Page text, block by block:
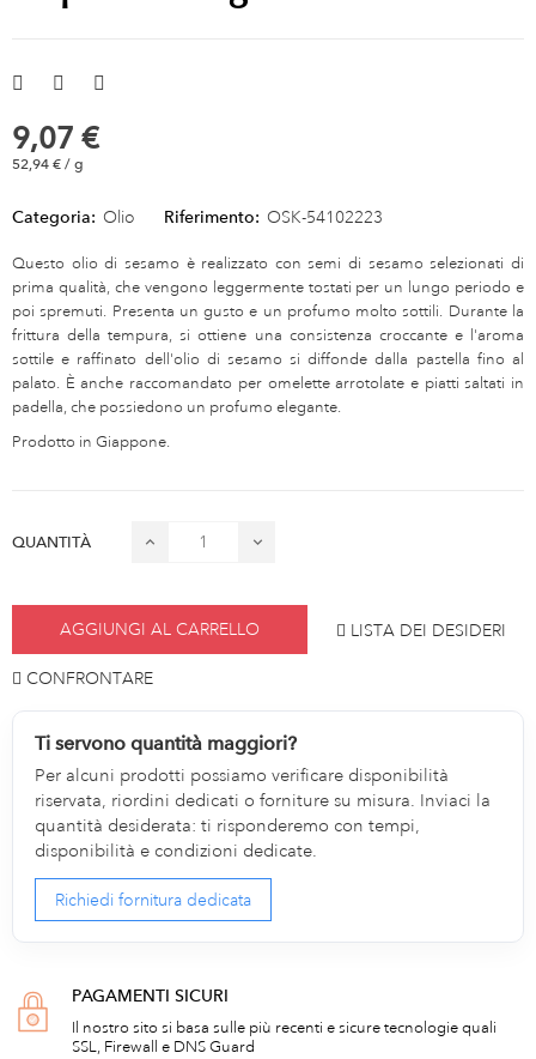
9,07 €
52,94 € / g
Categoria: Olio Riferimento: OSK-54102223
Questo olio di sesamo è realizzato con semi di sesamo selezionati di
prima qualità, che vengono leggermente tostati per un lungo periodo e
poi spremuti. Presenta un gusto e un profumo molto sottili. Durante la
frittura della tempura, si ottiene una consistenza croccante e l'aroma
sottile e raffinato dell'olio di sesamo si diffonde dalla pastella fino al
palato. È anche raccomandato per omelette arrotolate e piatti saltati in
padella, che possiedono un profumo elegante.
Prodotto in Giappone.
QUANTITÀ
AGGIUNGI AL CARRELLO LISTA DEI DESIDERI
CONFRONTARE
Ti servono quantità maggiori?
Per alcuni prodotti possiamo verificare disponibilità
riservata, riordini dedicati o forniture su misura. Inviaci la
quantità desiderata: ti risponderemo con tempi,
disponibilità e condizioni dedicate.
Richiedi fornitura dedicata
PAGAMENTI SICURI
Il nostro sito si basa sulle più recenti e sicure tecnologie quali
SSL, Firewall e DNS Guard